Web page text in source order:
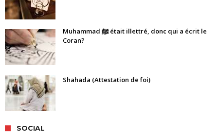
Muhammad ﷺ était illettré, donc qui a écrit le
Coran?
Shahada (Attestation de foi)
SOCIAL